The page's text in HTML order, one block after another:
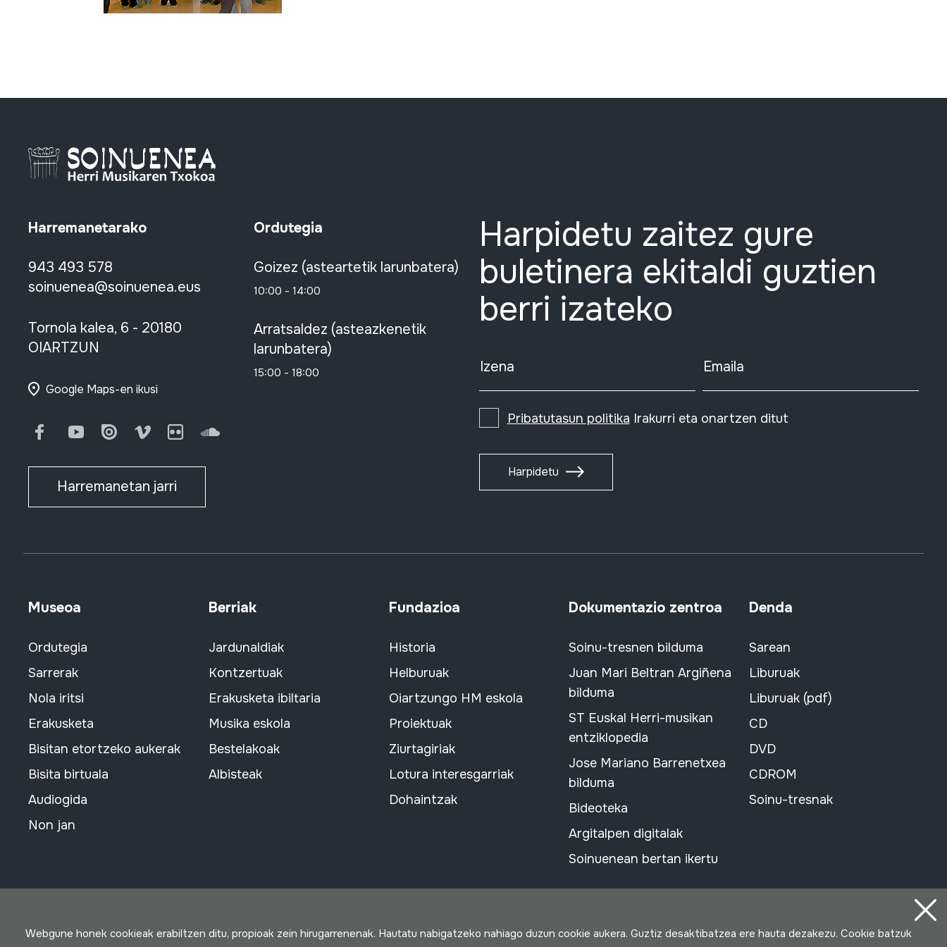
Harremanetarako
943 493 578
soinuenea@soinuenea.eus
Tornola kalea, 6 - 20180
OIARTZUN
Google Maps-en ikusi
FacebookYoutubeIssuu Vimeo FlickrSoundCloud
Harremanetan jarri
Ordutegia
Goizez (asteartetik larunbatera)
10:00 - 14:00
Arratsaldez (asteazkenetik
larunbatera)
15:00 - 18:00
Harpidetu zaitez gure
buletinera ekitaldi guztien
berri izateko
Izena Emaila
Pribatutasun politika Irakurri eta onartzen ditut
Harpidetu
Museoa
Ordutegia
Sarrerak
Nola iritsi
Erakusketa
Bisitan etortzeko aukerak
Bisita birtuala
Audiogida
Non jan
Berriak
Jardunaldiak
Kontzertuak
Erakusketa ibiltaria
Musika eskola
Bestelakoak
Albisteak
Fundazioa
Historia
Helburuak
Oiartzungo HM eskola
Proiektuak
Ziurtagiriak
Lotura interesgarriak
Dohaintzak
Dokumentazio zentroa
Soinu-tresnen bilduma
Juan Mari Beltran Argiñena
bilduma
ST Euskal Herri-musikan
entziklopedia
Jose Mariano Barrenetxea
bilduma
Bideoteka
Argitalpen digitalak
Soinuenean bertan ikertu
Denda
Sarean
Liburuak
Liburuak (pdf)
CD
DVD
CDROM
Soinu-tresnak
Webgune honek cookieak erabiltzen ditu, propioak zein hirugarrenenak. Hautatu nabigatzeko nahiago duzun cookie aukera. Guztiz desaktibatzea ere hauta dezakezu. Cookie batzuk